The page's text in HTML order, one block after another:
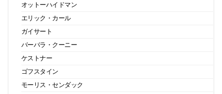
オットーハイドマン
エリック・カール
ガイサート
バーバラ・クーニー
ケストナー
ゴフスタイン
モーリス・センダック